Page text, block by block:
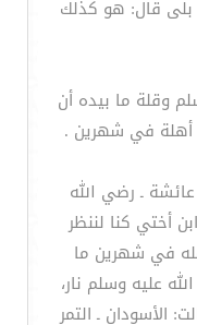
: بلى قال: هو كذلك
وقلة ما بيده أن
أهلة في شهرين .
ـ رضي الله
أختي كنا لننظر
في شهرين ما
عليه وسلم نار،
الأسودان ـ التمر